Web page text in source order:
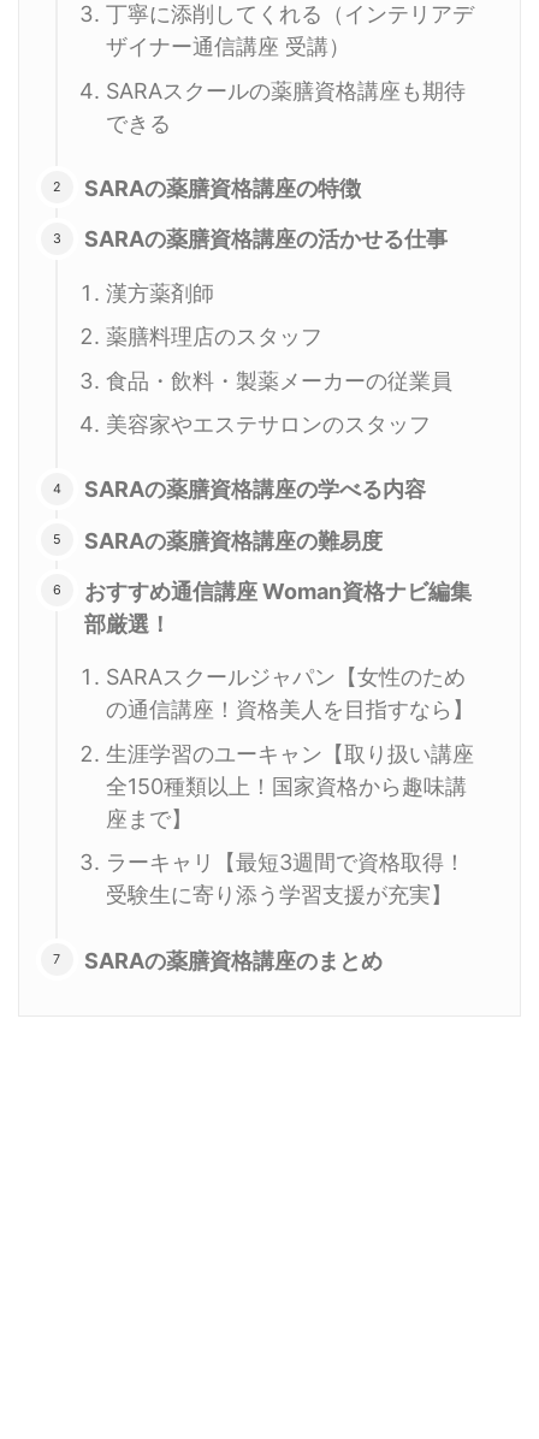
丁寧に添削してくれる（インテリアデ
ザイナー通信講座 受講）
SARAスクールの薬膳資格講座も期待
できる
SARAの薬膳資格講座の特徴
SARAの薬膳資格講座の活かせる仕事
漢方薬剤師
薬膳料理店のスタッフ
食品・飲料・製薬メーカーの従業員
美容家やエステサロンのスタッフ
SARAの薬膳資格講座の学べる内容
SARAの薬膳資格講座の難易度
おすすめ通信講座 Woman資格ナビ編集
部厳選！
SARAスクールジャパン【女性のため
の通信講座！資格美人を目指すなら】
生涯学習のユーキャン【取り扱い講座
全150種類以上！国家資格から趣味講
座まで】
ラーキャリ【最短3週間で資格取得！
受験生に寄り添う学習支援が充実】
SARAの薬膳資格講座のまとめ